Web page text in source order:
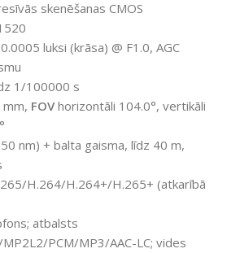
skenēšanas CMOS
0.0005 luksi (krāsa) @ F1.0, AGC
1/100000 s
FOV horizontāli 104.0°, vertikāli
nm) + balta gaisma, līdz 40 m,
H.264/H.264+/H.265+ (atkarībā
atbalsts
PCM/MP3/AAC-LC; vides